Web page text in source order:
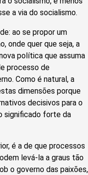
a via do socialismo.
ao se propor um
onde quer que seja, a
política que assuma
processo de
Como é natural, a
dimensões porque
decisivos para o
significado forte da
é a de que processos
levá-la a graus tão
o governo das paixões,